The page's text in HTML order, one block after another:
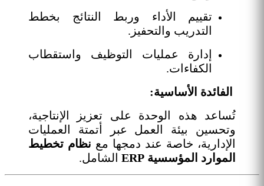
تقييم الأداء وربط النتائج بخطط
التدريب والتحفيز.
إدارة عمليات التوظيف واستقطاب
الكفاءات.
الفائدة الأساسية:
تُساعد هذه الوحدة على تعزيز الإنتاجية،
وتحسين بيئة العمل عبر أتمتة العمليات
الإدارية، خاصة عند دمجها مع نظام تخطيط
الموارد المؤسسية ERP
الشامل.